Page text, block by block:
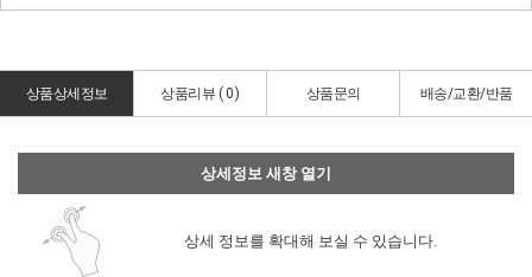
상품상세정보 상품리뷰 ( 0) 상품문의 배송/교환/반품
상세정보 새창 열기
상세 정보를 확대해 보실 수 있습니다.